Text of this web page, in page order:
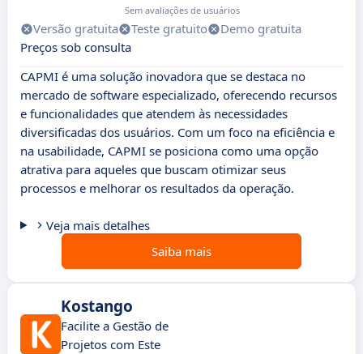
Sem avaliações de usuários
Versão gratuita Teste gratuito
Demo gratuita
Preços sob consulta
CAPMI é uma solução inovadora que se destaca no
mercado de software especializado, oferecendo recursos
e funcionalidades que atendem às necessidades
diversificadas dos usuários. Com um foco na eficiência e
na usabilidade, CAPMI se posiciona como uma opção
atrativa para aqueles que buscam otimizar seus
processos e melhorar os resultados da operação.
Veja mais detalhes
Saiba mais
Kostango
Facilite a Gestão de
Projetos com Este